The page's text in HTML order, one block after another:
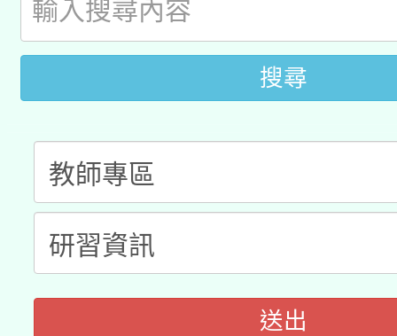
用水績優單位及節水達
桃園市孔廟祈福系列
開 智慧啟航」
2026年桃園地景藝術
搜尋
送出